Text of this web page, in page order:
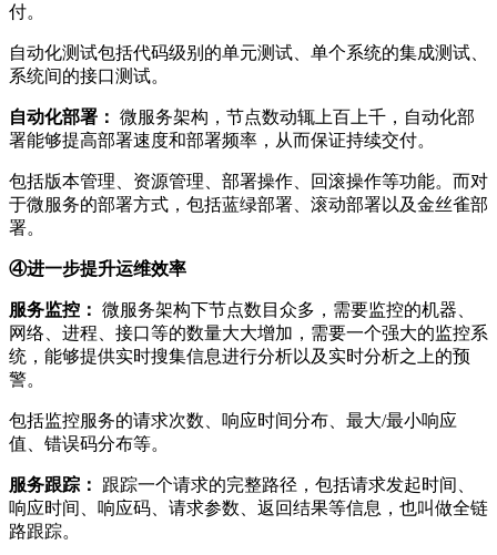
付。
自动化测试包括代码级别的单元测试、单个系统的集成测试、
系统间的接口测试。
自动化部署： 微服务架构，节点数动辄上百上千，自动化部
署能够提高部署速度和部署频率，从而保证持续交付。
包括版本管理、资源管理、部署操作、回滚操作等功能。而对
于微服务的部署方式，包括蓝绿部署、滚动部署以及金丝雀部
署。
④进一步提升运维效率
服务监控： 微服务架构下节点数目众多，需要监控的机器、
网络、进程、接口等的数量大大增加，需要一个强大的监控系
统，能够提供实时搜集信息进行分析以及实时分析之上的预
警。
包括监控服务的请求次数、响应时间分布、最大/最小响应
值、错误码分布等。
服务跟踪：
跟踪一个请求的完整路径，包括请求发起时间、
响应时间、响应码、请求参数、返回结果等信息，也叫做全链
路跟踪。